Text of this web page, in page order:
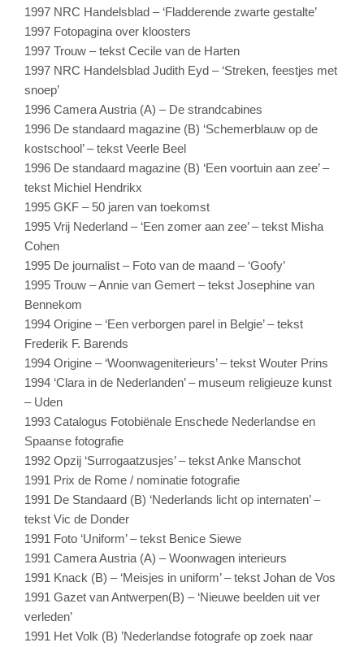
1997 NRC Handelsblad – ‘Fladderende zwarte gestalte’
1997 Fotopagina over kloosters
1997 Trouw – tekst Cecile van de Harten
1997 NRC Handelsblad Judith Eyd – ‘Streken, feestjes met
snoep’
1996 Camera Austria (A) – De strandcabines
1996 De standaard magazine (B) ‘Schemerblauw op de
kostschool’ – tekst Veerle Beel
1996 De standaard magazine (B) ‘Een voortuin aan zee’ –
tekst Michiel Hendrikx
1995 GKF – 50 jaren van toekomst
1995 Vrij Nederland – ‘Een zomer aan zee’ – tekst Misha
Cohen
1995 De journalist – Foto van de maand – ‘Goofy’
1995 Trouw – Annie van Gemert – tekst Josephine van
Bennekom
1994 Origine – ‘Een verborgen parel in Belgie’ – tekst
Frederik F. Barends
1994 Origine – ‘Woonwageniterieurs’ – tekst Wouter Prins
1994 ‘Clara in de Nederlanden’ – museum religieuze kunst
– Uden
1993 Catalogus Fotobiënale Enschede Nederlandse en
Spaanse fotografie
1992 Opzij ‘Surrogaatzusjes’ – tekst Anke Manschot
1991 Prix de Rome / nominatie fotografie
1991 De Standaard (B) ‘Nederlands licht op internaten’ –
tekst Vic de Donder
1991 Foto ‘Uniform’ – tekst Benice Siewe
1991 Camera Austria (A) – Woonwagen interieurs
1991 Knack (B) – ‘Meisjes in uniform’ – tekst Johan de Vos
1991 Gazet van Antwerpen(B) – ‘Nieuwe beelden uit ver
verleden’
1991 Het Volk (B) ’Nederlandse fotografe op zoek naar